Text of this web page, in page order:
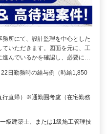
所にて、設計監理を中心とした
いただきます。図面を元に、工
進んでいるかを確認し、必要に…
日勤務時の給与例（時給1,850
行直帰）※通勤圏考慮（在宅勤務
級建築士、または1級施工管理技